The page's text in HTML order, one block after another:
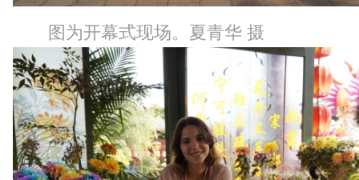
图为开幕式现场。夏青华 摄